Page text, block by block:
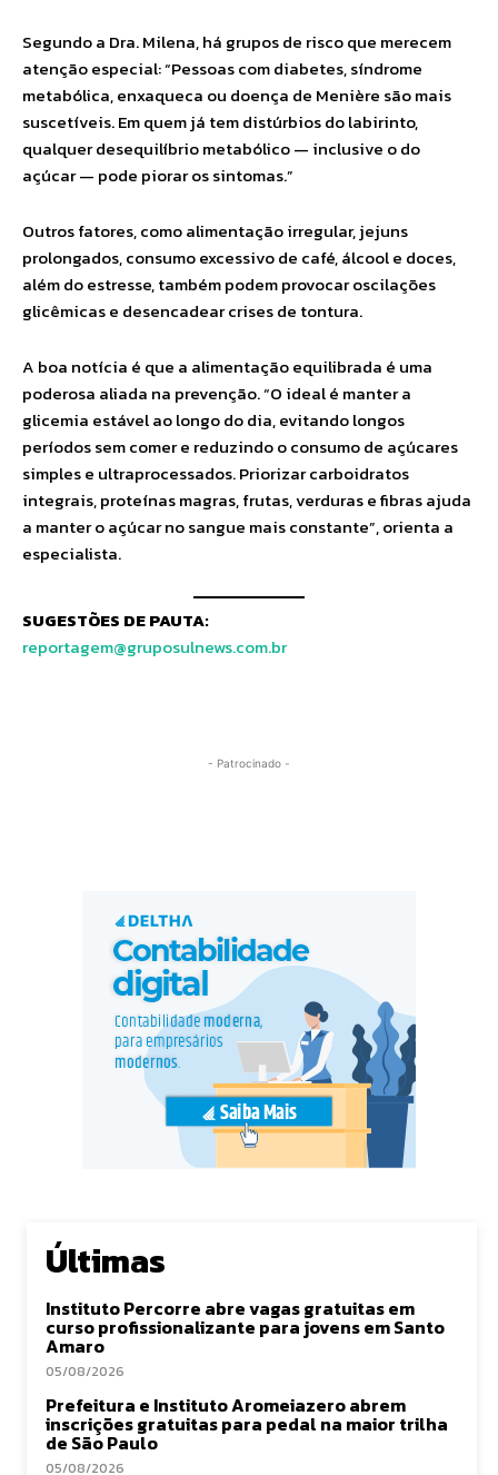
Segundo a Dra. Milena, há grupos de risco que merecem
atenção especial: “Pessoas com diabetes, síndrome
metabólica, enxaqueca ou doença de Menière são mais
suscetíveis. Em quem já tem distúrbios do labirinto,
qualquer desequilíbrio metabólico — inclusive o do
açúcar — pode piorar os sintomas.”
Outros fatores, como alimentação irregular, jejuns
prolongados, consumo excessivo de café, álcool e doces,
além do estresse, também podem provocar oscilações
glicêmicas e desencadear crises de tontura.
A boa notícia é que a alimentação equilibrada é uma
poderosa aliada na prevenção. “O ideal é manter a
glicemia estável ao longo do dia, evitando longos
períodos sem comer e reduzindo o consumo de açúcares
simples e ultraprocessados. Priorizar carboidratos
integrais, proteínas magras, frutas, verduras e fibras ajuda
a manter o açúcar no sangue mais constante”, orienta a
especialista.
SUGESTÕES DE PAUTA:
reportagem@gruposulnews.com.br
- Patrocinado -
Últimas
Instituto Percorre abre vagas gratuitas em
curso profissionalizante para jovens em Santo
Amaro
05/08/2026
Prefeitura e Instituto Aromeiazero abrem
inscrições gratuitas para pedal na maior trilha
de São Paulo
05/08/2026